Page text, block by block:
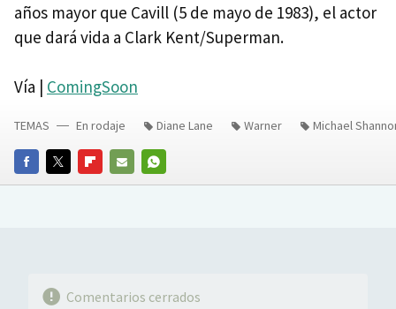
años mayor que Cavill (5 de mayo de 1983), el actor
que dará vida a Clark Kent/Superman.
Vía | ComingSoon
FACEBOOKTWITTERFLIPBOARD
E-
WHATSAPP
TEMAS En rodaje Diane Lane Warner Michael
Comentarios cerrados